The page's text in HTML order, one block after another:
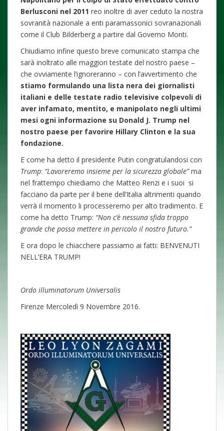
Berlusconi nel 2011 reo inoltre di aver ceduto la nostra
sovranità nazionale a enti paramassonici sovranazionali
come il Club Bilderberg a partire dal Governo Monti.
Chiudiamo infine questo breve comunicato stampa che
sarà inoltrato alle maggiori testate del nostro paese –
che ovviamente l’ignoreranno – con l’avvertimento che
stiamo formulando una lista nera dei giornalisti
italiani e delle testate radio televisive colpevoli di
aver infamato, mentito, e manipolato negli ultimi
mesi ogni informazione su Donald J. Trump nel
nostro paese per favorire Hillary Clinton e la sua
fondazione.
E come ha detto il presidente Putin congratulandosi con
Trump: “Lavoreremo insieme per la sicurezza globale”ma
nel frattempo chiediamo che Matteo Renzi e i suoi si
facciano da parte per il bene dell’Italia altrimenti quando
verrà il momento li processeremo per alto tradimento. E
come ha detto Trump: “Non c’è nessuna sfida troppo
grande che possa mettere in pericolo il nostro futuro.”
E ora dopo le chiacchere passiamo ai fatti: BENVENUTI
NELL’ERA TRUMP!
Ordo illuminatorum Universalis
Firenze Mercoledì 9 Novembre 2016.